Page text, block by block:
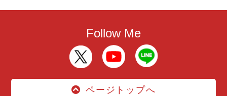
Follow Me
ページトップへ